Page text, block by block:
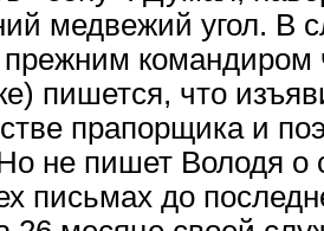
медвежий угол. В
командиром
пишется, что
прапорщика и
не пишет Володя
письмах до